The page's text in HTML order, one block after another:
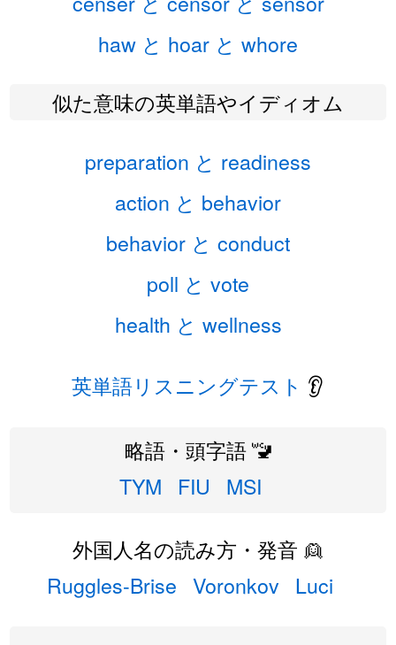
haw と hoar と whore
似た意味の英単語やイディオム
preparation と readiness
action と behavior
behavior と conduct
poll と vote
health と wellness
英単語リスニングテスト 👂
略語・頭字語 🚾
TYM
FIU MSI
外国人名の読み方・発音 👱
Ruggles-Brise Voronkov Luci